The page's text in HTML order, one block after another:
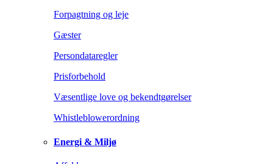
Forpagtning og leje
Gæster
Persondataregler
Prisforbehold
Væsentlige love og bekendtgørelser
Whistleblowerordning
Energi & Miljø